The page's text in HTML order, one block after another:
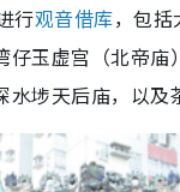
行观音借库，包
仔玉虚宫（北帝
埗天后庙，以及